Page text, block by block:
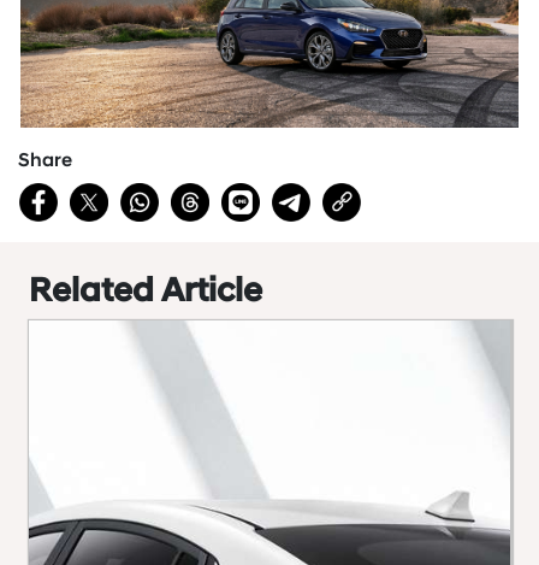
Share
Related Article